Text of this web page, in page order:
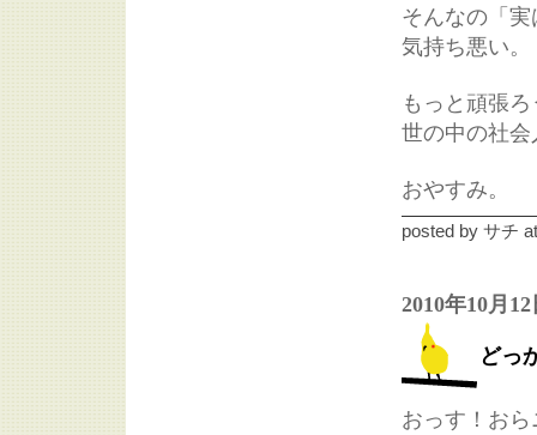
そんなの「
気持ち悪い。
もっと頑張
世の中の社
おやすみ。
posted by サチ
2010年10月12
どっ
おっす！お